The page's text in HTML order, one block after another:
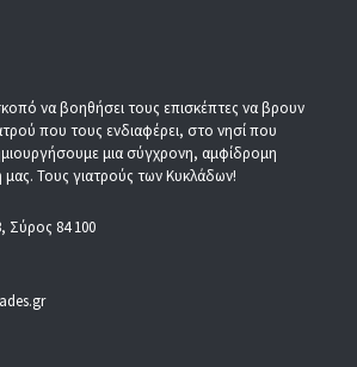
να βοηθήσει τους επισκέπτες να βρουν
που τους ενδιαφέρει, στο νησί που
μια σύγχρονη, αμφίδρομη
μας. Τους γιατρούς των Κυκλάδων!
Σύρος 84 100